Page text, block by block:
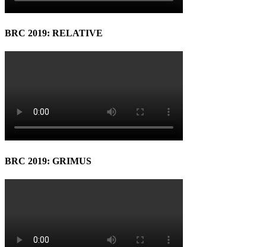
BRC 2019: RELATIVE
BRC 2019: GRIMUS